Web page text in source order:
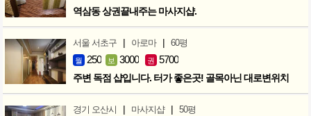
역삼동 상권끝내주는 마사지샵.
서울 서초구 | 아로마 | 60평
월 250 보 3000 권 5700
주변 독점 샵입니다. 터가 좋은곳! 골목아닌 대로변위치
경기 오산시 | 마사지샵 | 50평